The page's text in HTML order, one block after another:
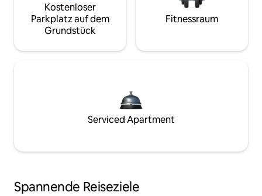
Kostenloser
Parkplatz auf dem
Grundstück
Fitnessraum
Serviced Apartment
Spannende Reiseziele